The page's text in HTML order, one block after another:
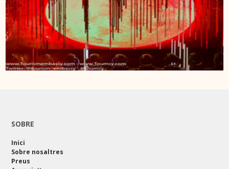
SOBRE
Inici
Sobre nosaltres
Preus